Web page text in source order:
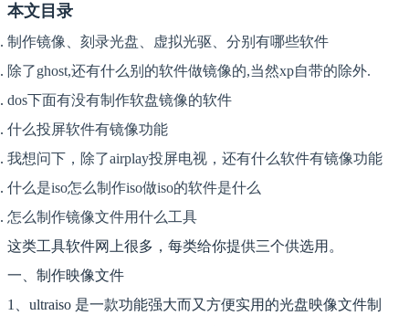
本文目录
制作镜像、刻录光盘、虚拟光驱、分别有哪些软件
除了ghost,还有什么别的软件做镜像的,当然xp自带的除外.
dos下面有没有制作软盘镜像的软件
什么投屏软件有镜像功能
我想问下，除了airplay投屏电视，还有什么软件有镜像功能
什么是iso怎么制作iso做iso的软件是什么
怎么制作镜像文件用什么工具
这类工具软件网上很多，每类给你提供三个供选用。
一、制作映像文件
1、ultraiso 是一款功能强大而又方便实用的光盘映像文件制